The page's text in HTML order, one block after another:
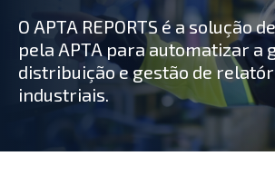
O APTA REPORTS é a solução
pela APTA para automatizar a
distribuição e gestão de
industriais.